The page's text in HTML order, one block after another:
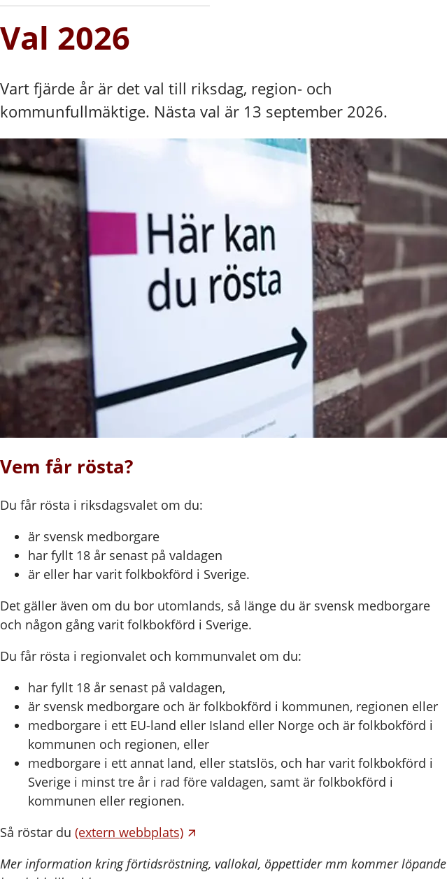
Val 2026
Vart fjärde år är det val till riksdag, region- och
kommunfullmäktige. Nästa val är 13 september 2026.
Vem får rösta?
Du får rösta i riksdagsvalet om du:
är svensk medborgare
har fyllt 18 år senast på valdagen
är eller har varit folkbokförd i Sverige.
Det gäller även om du bor utomlands, så länge du är svensk medborgare
och någon gång varit folkbokförd i Sverige.
Du får rösta i regionvalet och kommunvalet om du:
har fyllt 18 år senast på valdagen,
är svensk medborgare och är folkbokförd i kommunen, regionen eller
medborgare i ett EU-land eller Island eller Norge och är folkbokförd i
kommunen och regionen, eller
medborgare i ett annat land, eller statslös, och har varit folkbokförd i
Sverige i minst tre år i rad före valdagen, samt är folkbokförd i
kommunen eller regionen.
Så röstar du (extern webbplats)
Mer information kring förtidsröstning, vallokal, öppettider mm kommer löpande